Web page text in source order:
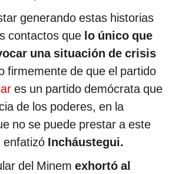
generando estas historias
contactos que lo único que
una situación de crisis
firmemente de que el partido
es un partido demócrata que
de los poderes, en la
no se puede prestar a este
enfatizó Incháustegui.
del Minem exhortó al